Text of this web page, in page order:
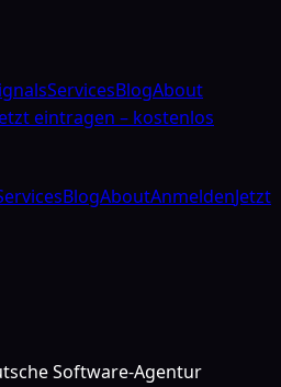
ServicesBlogAbout
eintragen – kostenlos
BlogAboutAnmeldenJetzt
Software-Agentur